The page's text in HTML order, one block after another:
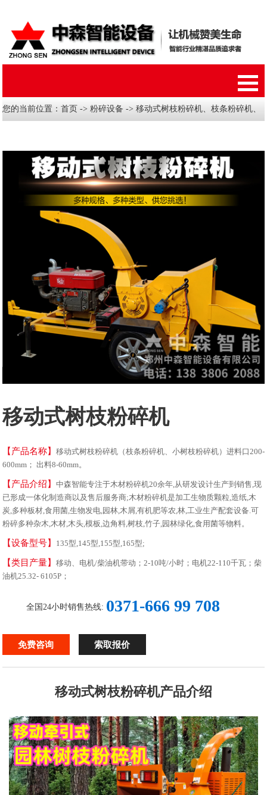
您的当前位置： 首页 -> 粉碎设备 -> 移动式树枝粉碎机、枝条粉碎机、
移动式树枝粉碎机
【产品名称】 移动式树枝粉碎机（枝条粉碎机、小树枝粉碎机）进料口200-
600mm； 出料8-60mm。
【产品介绍】 中森智能专注于木材粉碎机20余年,从研发设计生产到销售,现
已形成一体化制造商以及售后服务商;木材粉碎机是加工生物质颗粒,造纸,木
炭,多种板材,食用菌,生物发电,园林,木屑,有机肥等农,林,工业生产配套设备.可
粉碎多种杂木,木材,木头,模板,边角料,树枝,竹子,园林绿化,食用菌等物料。
【设备型号】 135型,145型,155型,165型;
【类目产量】 移动、电机/柴油机带动；2-10吨/小时；电机22-110千瓦；柴
油机25.32- 6105P；
全国24小时销售热线: 0371-666 99 708
免费咨询 索取报价
移动式树枝粉碎机产品介绍